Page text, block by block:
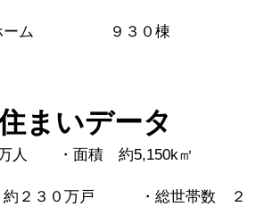
ーム ９３０棟
まいデータ
人 ・面積 約5,150k㎡
約２３０万戸 ・総世帯数 ２